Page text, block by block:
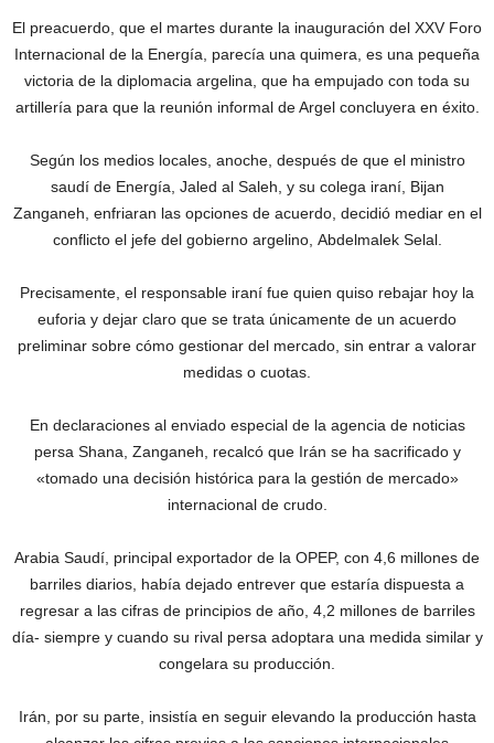
El preacuerdo, que el martes durante la inauguración del XXV Foro
Internacional de la Energía, parecía una quimera, es una pequeña
victoria de la diplomacia argelina, que ha empujado con toda su
artillería para que la reunión informal de Argel concluyera en éxito.
Según los medios locales, anoche, después de que el ministro
saudí de Energía, Jaled al Saleh, y su colega iraní, Bijan
Zanganeh, enfriaran las opciones de acuerdo, decidió mediar en el
conflicto el jefe del gobierno argelino, Abdelmalek Selal.
Precisamente, el responsable iraní fue quien quiso rebajar hoy la
euforia y dejar claro que se trata únicamente de un acuerdo
preliminar sobre cómo gestionar del mercado, sin entrar a valorar
medidas o cuotas.
En declaraciones al enviado especial de la agencia de noticias
persa Shana, Zanganeh, recalcó que Irán se ha sacrificado y
«tomado una decisión histórica para la gestión de mercado»
internacional de crudo.
Arabia Saudí, principal exportador de la OPEP, con 4,6 millones de
barriles diarios, había dejado entrever que estaría dispuesta a
regresar a las cifras de principios de año, 4,2 millones de barriles
día- siempre y cuando su rival persa adoptara una medida similar y
congelara su producción.
Irán, por su parte, insistía en seguir elevando la producción hasta